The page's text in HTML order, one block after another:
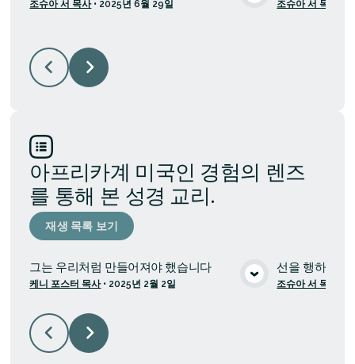
미디어 보기
조슈아 서 목사• 2025년 6월 29일 조슈아 서 목사
아프리카계 미국인 경험의 렌즈
를 통해 본 성경 교리.
재생 목록 보기
미디어 보기
그는 우리처럼 만들어져야 했습니다
케니 포스터 목사• 2025년 2월 2일
선을 행하고
조슈아 서 목사